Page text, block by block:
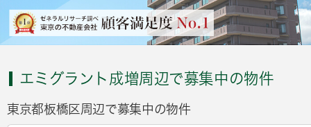
エミグラント成増周辺で募集中の物件
東京都板橋区周辺で募集中の物件